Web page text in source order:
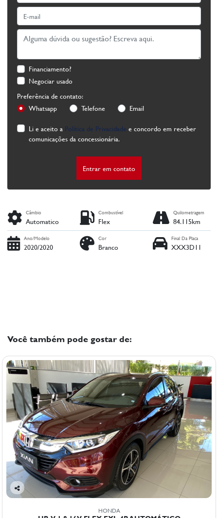
Financiamento?
Negociar usado
Preferência de contato:
Whatsapp
Telefone
Email
Li e aceito a Política de Privacidade e concordo em receber
comunicações da concessionária.
Entrar em contato
Câmbio
Automatico
Combustível
Flex
Quilometragem
84.115km
Ano/Modelo
2020/2020
Cor
Branco
Final Da Placa
XXX3D11
Você também pode gostar de:
Co
HONDA